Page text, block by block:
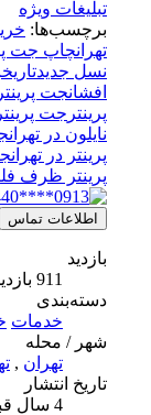
تبلیغات ویژه
برچسب‌ها:خرید جت
چاپ جت پرینتر
نسل جدید تاریخزن
جت پرینتر
جت پرینتر مواد
نایلون در تهران جت
پرینتر در تهران جت
پرینتر ظرف فلزی
اطلاعات تماس
دسته‌بندی
خدمات
شهر / محله
تهران,تهران
تاریخ انتشار